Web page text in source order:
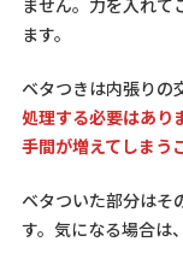
ません。力を入れて
ます。
ベタつきは内張りの
処理する必要はあり
手間が増えてしまう
ベタついた部分はそ
す。気になる場合は